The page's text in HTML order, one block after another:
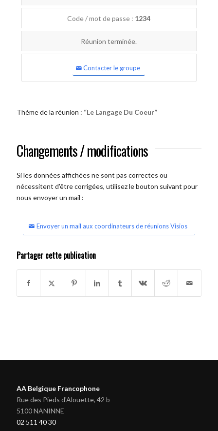
Code / mot de passe : 1234
Réunion terminée.
Contacter le groupe
Thème de la réunion : “Le Langage Du Coeur”
Changements / modifications
Si les données affichées ne sont pas correctes ou
nécessitent d'être corrigées, utilisez le bouton suivant pour
nous envoyer un mail :
Envoyer un mail aux coordinateurs de réunions Visios
Partager cette publication
AA Belgique Francophone
Rue des Pieds d'Alouette, 42 b
5100 NANINNE
02 511 40 30